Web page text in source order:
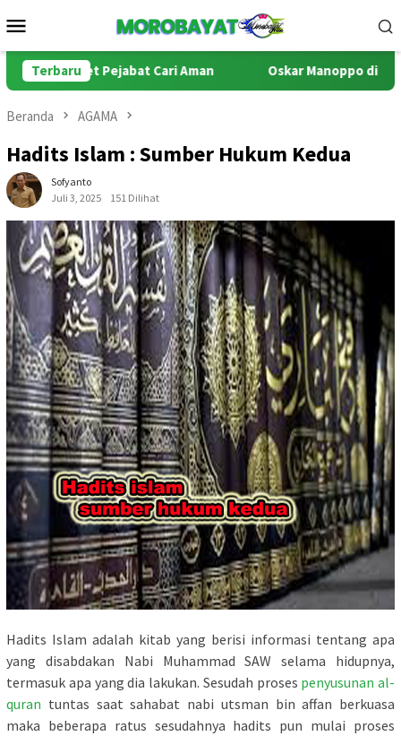
ke
Mobile
Terbaru
Pejabat Cari Aman Oskar Manoppo di Persimpangan
Beranda AGAMA
Hadits Islam : Sumber Hukum Kedua
Sofyanto
Juli 3, 2025
151 Dilihat
Hadits Islam adalah kitab yang berisi informasi tentang apa
yang disabdakan Nabi Muhammad SAW selama hidupnya,
termasuk apa yang dia lakukan. Sesudah proses penyusunan al-
quran tuntas saat sahabat nabi utsman bin affan berkuasa
maka beberapa ratus sesudahnya hadits pun mulai proses